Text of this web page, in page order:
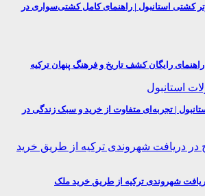
کشتی استانبول | راهنمای کامل کشتی‌سواری در
| تجربه‌ای متفاوت از خرید و سبک زندگی در